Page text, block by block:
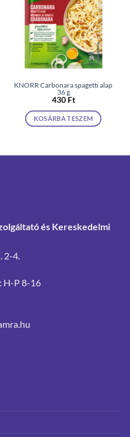
KNORR Carbonara spagetti alap
36 g
430 Ft
KOSÁRBA TESZEM
és Kereskedelmi
2-4.
: H-P 8-16